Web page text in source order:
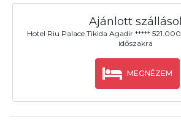
Ajánlott
Hotel Riu Palace Tikida Agadir *****
időszakra
MEGNÉZEM